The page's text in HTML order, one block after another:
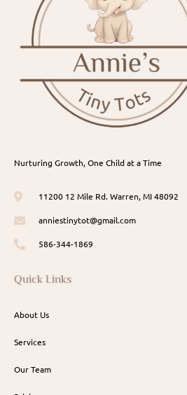
Nurturing Growth, One Child at a Time
11200 12 Mile Rd. Warren, MI 48092
anniestinytot@gmail.com
586-344-1869
Quick Links
About Us
Services
Our Team